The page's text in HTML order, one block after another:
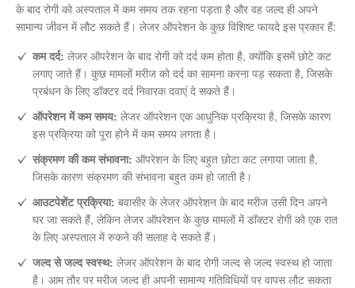
के बाद रोगी को अस्पताल में कम समय तक रहना पड़ता है और वह जल्द ही अपने
सामान्य जीवन में लौट सकते हैं। लेजर ऑपरेशन के कुछ विशिष्ट फायदे इस प्रकार हैं:
कम दर्द: लेजर ऑपरेशन के बाद रोगी को दर्द कम होता है, क्योंकि इसमें छोटे कट
लगाए जाते हैं। कुछ मामलों मरीज को दर्द का सामना करना पड़ सकता है, जिसके
प्रबंधन के लिए डॉक्टर दर्द निवारक दवाएं दे सकते हैं।
ऑपरेशन में कम समय: लेजर ऑपरेशन एक आधुनिक प्रक्रिया है, जिसके कारण
इस प्रक्रिया को पूरा होने में कम समय लगता है।
संक्रमण की कम संभावना: ऑपरेशन के लिए बहुत छोटा कट लगाया जाता है,
जिसके कारण संक्रमण की संभावना बहुत कम हो जाती है।
आउटपेशेंट प्रक्रिया: बवासीर के लेजर ऑपरेशन के बाद मरीज उसी दिन अपने
घर जा सकते हैं, लेकिन लेजर ऑपरेशन के कुछ मामलों में डॉक्टर रोगी को एक रात
के लिए अस्पताल में रुकने की सलाह दे सकते हैं।
जल्द से जल्द स्वस्थ: लेजर ऑपरेशन के बाद रोगी जल्द से जल्द स्वस्थ हो जाता
है। आम तौर पर मरीज जल्द ही अपनी सामान्य गतिविधियों पर वापस लौट सकता